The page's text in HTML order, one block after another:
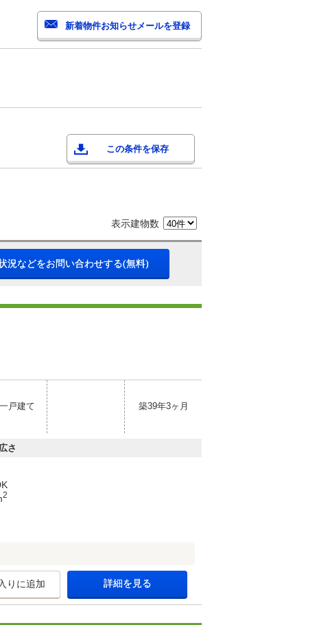
この条件を保存
表示建物数
況などをお問い合わせする(無料)
戸建て 築39年3ヶ月
さ
2
りに追加 詳細を見る